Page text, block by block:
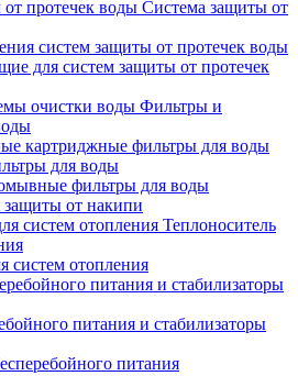
Система защиты от
систем защиты от протечек воды
для систем защиты от протечек
Фильтры и
картриджные фильтры для воды
для воды
фильтры для воды
от накипи
Теплоноситель
систем отопления
питания и стабилизаторы
питания